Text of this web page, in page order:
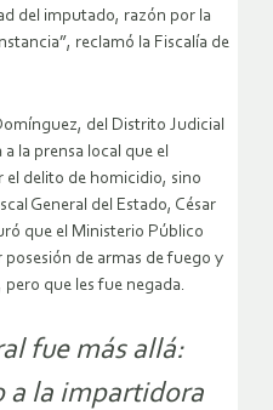
del imputado, razón por la
reclamó la Fiscalía de
del Distrito Judicial
la prensa local que el
delito de homicidio, sino
General del Estado, César
que el Ministerio Público
de armas de fuego y
pero que les fue negada.
fue más allá:
a la impartidora